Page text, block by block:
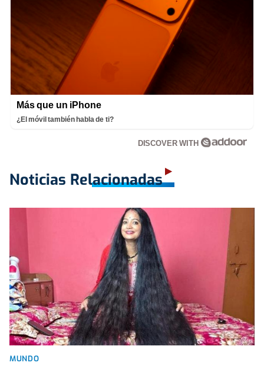
Más que un iPhone
¿El móvil también habla de ti?
DISCOVER WITH
Noticias Relacionadas
MUNDO